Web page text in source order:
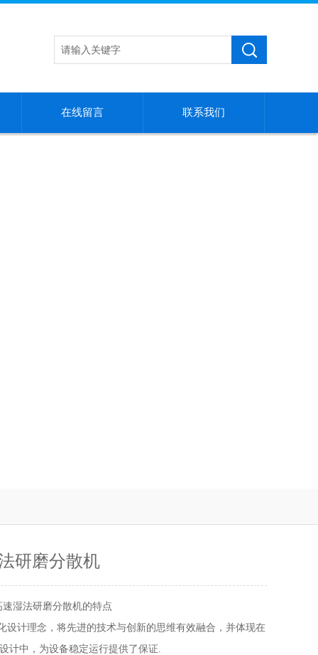
在线留言 联系我们
研磨分散机
速湿法研磨分散机的特点
设计理念，将先进的技术与创新的思维有效融合，并体现在
计中，为设备稳定运行提供了保证.